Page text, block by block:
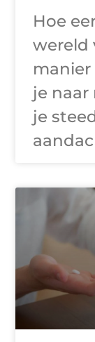
Hoe
wereld
je
je